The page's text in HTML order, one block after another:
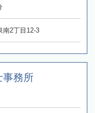
南2丁目12-3
事務所